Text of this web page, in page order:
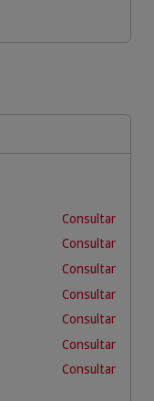
Consultar
Consultar
Consultar
Consultar
Consultar
Consultar
Consultar